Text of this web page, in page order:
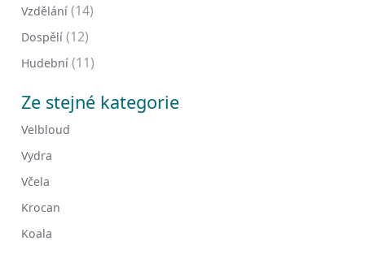
Vzdělání (14)
Dospělí (12)
Hudební (11)
Ze stejné kategorie
Velbloud
Vydra
Včela
Krocan
Koala